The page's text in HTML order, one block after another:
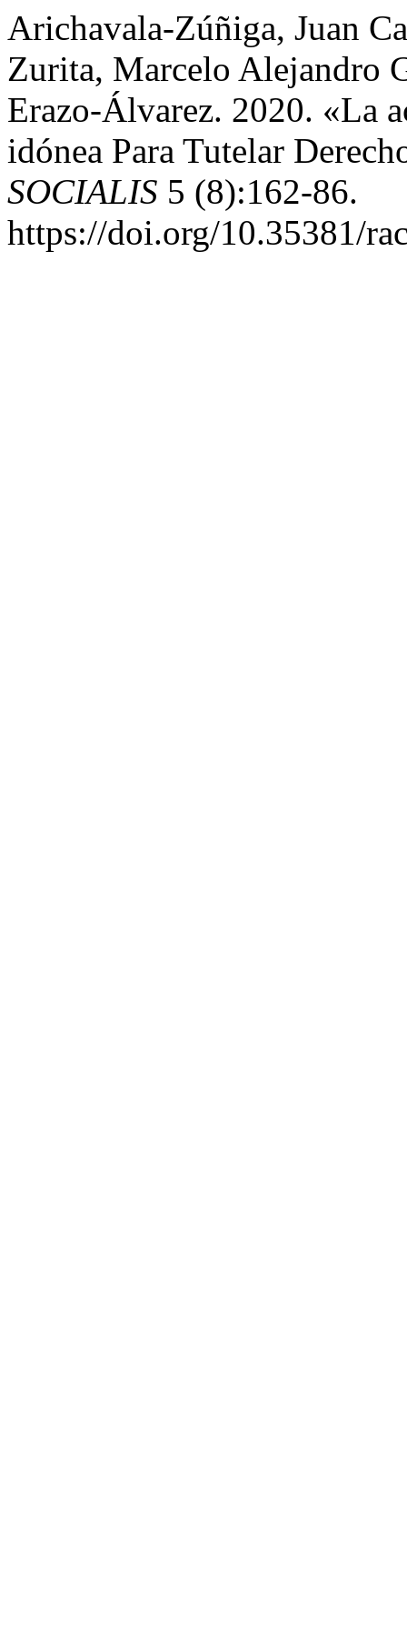
Arichavala-Zúñiga, Juan
Zurita, Marcelo Alejandro
Erazo-Álvarez. 2020. «La
idónea Para Tutelar
SOCIALIS 5 (8):162-86.
https://doi.org/10.35381/